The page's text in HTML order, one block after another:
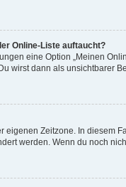
Online-Liste auftaucht?
eine Option „Meinen
wirst dann als unsichtbarer
Zeitzone. In diesem
werden. Wenn du noch